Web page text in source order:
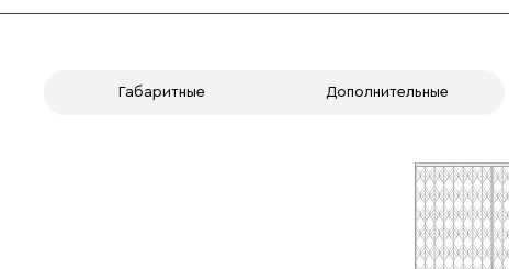
Габаритные Дополнительные